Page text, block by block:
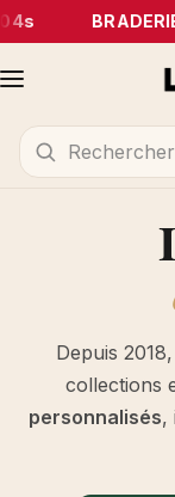
BRADERIE
Depuis
collections
personnalisés,